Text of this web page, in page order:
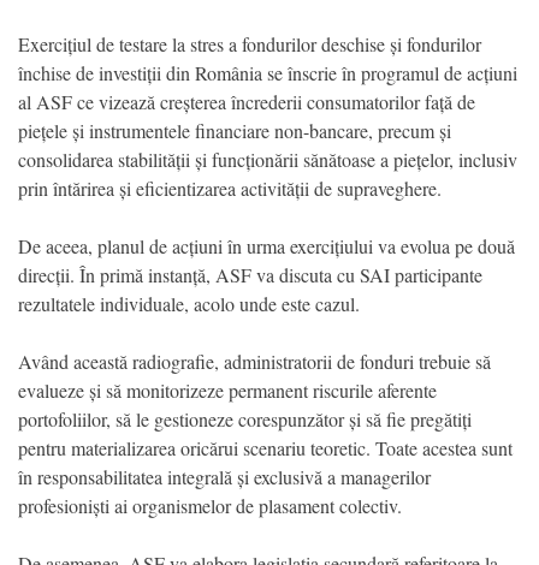
Exercițiul de testare la stres a fondurilor deschise și fondurilor
închise de investiții din România se înscrie în programul de acțiuni
al ASF ce vizează creșterea încrederii consumatorilor față de
piețele și instrumentele financiare non-bancare, precum și
consolidarea stabilității și funcționării sănătoase a piețelor, inclusiv
prin întărirea și eficientizarea activității de supraveghere.
De aceea, planul de acțiuni în urma exercițiului va evolua pe două
direcții. În primă instanță, ASF va discuta cu SAI participante
rezultatele individuale, acolo unde este cazul.
Având această radiografie, administratorii de fonduri trebuie să
evalueze și să monitorizeze permanent riscurile aferente
portofoliilor, să le gestioneze corespunzător și să fie pregătiți
pentru materializarea oricărui scenariu teoretic. Toate acestea sunt
în responsabilitatea integrală și exclusivă a managerilor
profesioniști ai organismelor de plasament colectiv.